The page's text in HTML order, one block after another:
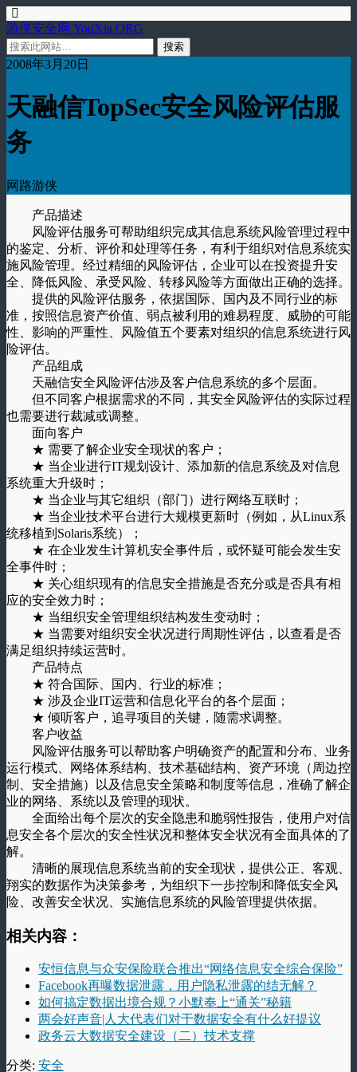
游侠安全网 YouXia.ORG
2008年3月20日
天融信TopSec安全风险评估服
务
网路游侠
产品描述
风险评估服务可帮助组织完成其信息系统风险管理过程中
的鉴定、分析、评价和处理等任务，有利于组织对信息系统实
施风险管理。经过精细的风险评估，企业可以在投资提升安
全、降低风险、承受风险、转移风险等方面做出正确的选择。
提供的风险评估服务，依据国际、国内及不同行业的标
准，按照信息资产价值、弱点被利用的难易程度、威胁的可能
性、影响的严重性、风险值五个要素对组织的信息系统进行风
险评估。
产品组成
天融信安全风险评估涉及客户信息系统的多个层面。
但不同客户根据需求的不同，其安全风险评估的实际过程
也需要进行裁减或调整。
面向客户
★ 需要了解企业安全现状的客户；
★ 当企业进行IT规划设计、添加新的信息系统及对信息
系统重大升级时；
★ 当企业与其它组织（部门）进行网络互联时；
★ 当企业技术平台进行大规模更新时（例如，从Linux系
统移植到Solaris系统）；
★ 在企业发生计算机安全事件后，或怀疑可能会发生安
全事件时；
★ 关心组织现有的信息安全措施是否充分或是否具有相
应的安全效力时；
★ 当组织安全管理组织结构发生变动时；
★ 当需要对组织安全状况进行周期性评估，以查看是否
满足组织持续运营时。
产品特点
★ 符合国际、国内、行业的标准；
★ 涉及企业IT运营和信息化平台的各个层面；
★ 倾听客户，追寻项目的关键，随需求调整。
客户收益
风险评估服务可以帮助客户明确资产的配置和分布、业务
运行模式、网络体系结构、技术基础结构、资产环境（周边控
制、安全措施）以及信息安全策略和制度等信息，准确了解企
业的网络、系统以及管理的现状。
全面给出每个层次的安全隐患和脆弱性报告，使用户对信
息安全各个层次的安全性状况和整体安全状况有全面具体的了
解。
清晰的展现信息系统当前的安全现状，提供公正、客观、
翔实的数据作为决策参考，为组织下一步控制和降低安全风
险、改善安全状况、实施信息系统的风险管理提供依据。
相关内容：
安恒信息与众安保险联合推出“网络信息安全综合保险”
Facebook再曝数据泄露，用户隐私泄露的结无解？
如何搞定数据出境合规？小默奉上“通关”秘籍
两会好声音|人大代表们对于数据安全有什么好提议
政务云大数据安全建设（二）技术支撑
分类: 安全